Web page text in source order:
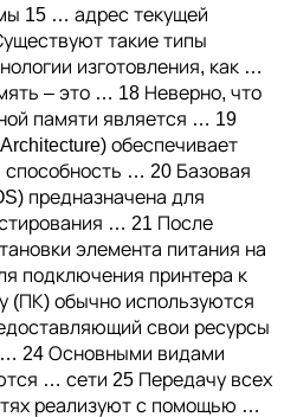
15 … адрес текущей
такие типы
изготовления, как …
– это … 18 Неверно, что
памяти является … 19
обеспечивает
… 20 Базовая
предназначена для
… 21 После
элемента питания на
подключения принтера к
(ПК) обычно используются
свои ресурсы
… 24 Основными видами
… сети 25 Передачу всех
реализуют с помощью …